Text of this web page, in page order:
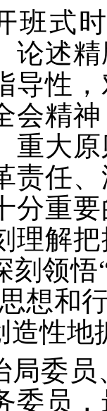
班式
论述
导性
会精
重大
责任
分重
理解
刻领悟
想和
造性地
局委
委员